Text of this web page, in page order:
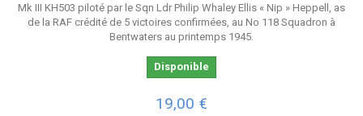
Mk III KH503 piloté par le Sqn Ldr Philip Whaley Ellis « Nip » Heppell, as
de la RAF crédité de 5 victoires confirmées, au No 118 Squadron à
Bentwaters au printemps 1945.
Disponible
19,00 €